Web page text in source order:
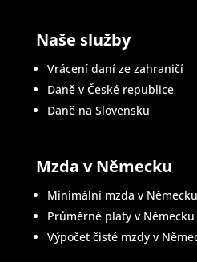
Naše služby
Vrácení daní ze zahraničí
Daně v České republice
Daně na Slovensku
Mzda v Německu
Minimální mzda v Německu
Průměrné platy v Německu
Výpočet čisté mzdy v